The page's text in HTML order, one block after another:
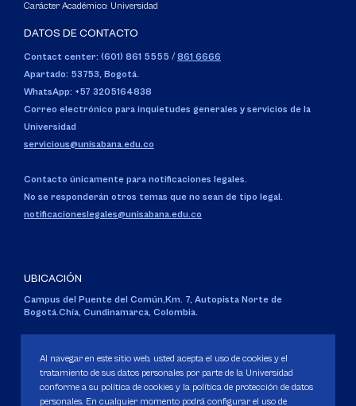
Carácter Académico: Universidad
DATOS DE CONTACTO
Contact center: (601) 861 5555 / 861 6666
Apartado: 53753, Bogotá.
WhatsApp: +57 3205164838
Correo electrónico para inquietudes generales y servicios de la
Universidad
servicious@unisabana.edu.co
Contacto únicamente para notificaciones legales.
No se responderán otros temas que no sean de tipo legal.
notificacioneslegales@unisabana.edu.co
UBICACIÓN
Campus del Puente del Común,Km. 7, Autopista Norte de
Bogotá.Chía, Cundinamarca, Colombia.
Personería Jurídica:Resolución 130 del 14 de enero de 1980.
Ministerio de Educación Nacional.
Al navegar en este sitio web, usted acepta el uso de cookies y el
tratamiento de sus datos personales por parte de la Universidad
conforme a su política de cookies y la política de protección de datos
personales. En cualquier momento podrá configurar el uso de